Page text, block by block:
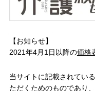
【お知らせ】
2021年4月1日以降の価格
当サイトに記載されてい
ただくためのものであり